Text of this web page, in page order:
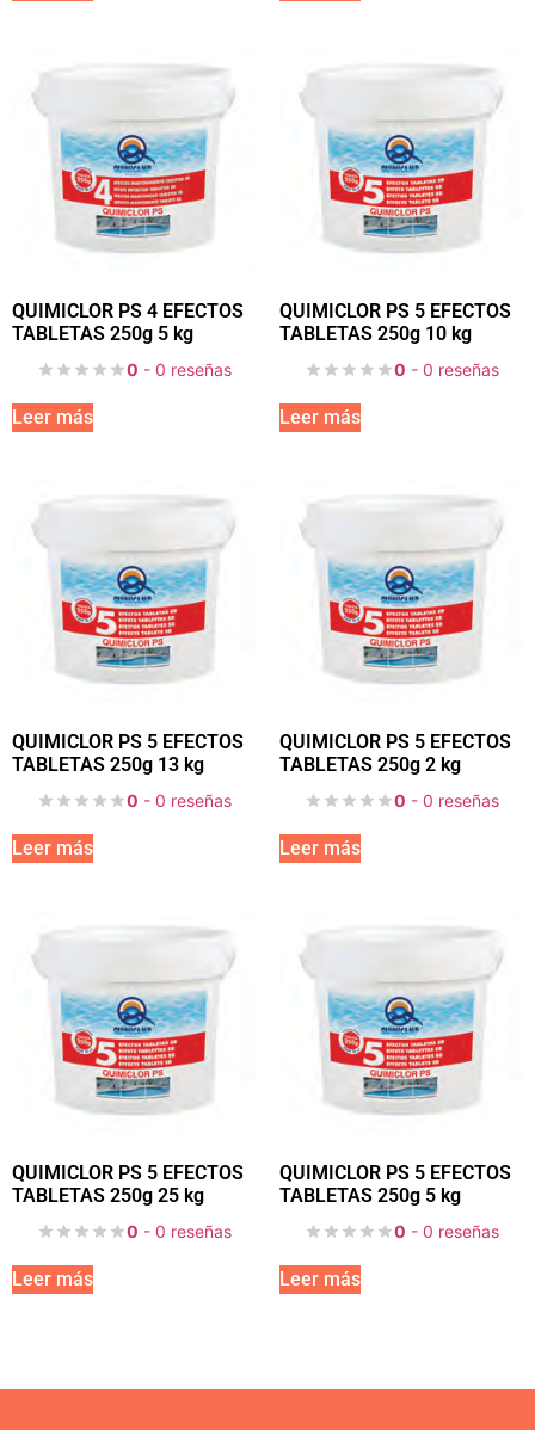
QUIMICLOR PS 4 EFECTOS
TABLETAS 250g 5 kg
0 - 0 reseñas
Leer más
QUIMICLOR PS 5 EFECTOS
TABLETAS 250g 10 kg
0 - 0 reseñas
Leer más
QUIMICLOR PS 5 EFECTOS
TABLETAS 250g 13 kg
0 - 0 reseñas
Leer más
QUIMICLOR PS 5 EFECTOS
TABLETAS 250g 2 kg
0 - 0 reseñas
Leer más
QUIMICLOR PS 5 EFECTOS
TABLETAS 250g 25 kg
0 - 0 reseñas
Leer más
QUIMICLOR PS 5 EFECTOS
TABLETAS 250g 5 kg
0 - 0 reseñas
Leer más